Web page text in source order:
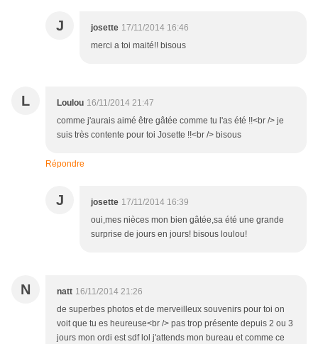
J josette 17/11/2014 16:46
merci a toi maité!! bisous
L Loulou 16/11/2014 21:47
comme j'aurais aimé être gâtée comme tu l'as été !!<br /> je
suis très contente pour toi Josette !!<br /> bisous
Répondre
J josette 17/11/2014 16:39
oui,mes nièces mon bien gâtée,sa été une grande
surprise de jours en jours! bisous loulou!
N natt 16/11/2014 21:26
de superbes photos et de merveilleux souvenirs pour toi on
voit que tu es heureuse<br /> pas trop présente depuis 2 ou 3
jours mon ordi est sdf lol j'attends mon bureau et comme ce